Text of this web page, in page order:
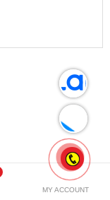
MY ACCOUNT